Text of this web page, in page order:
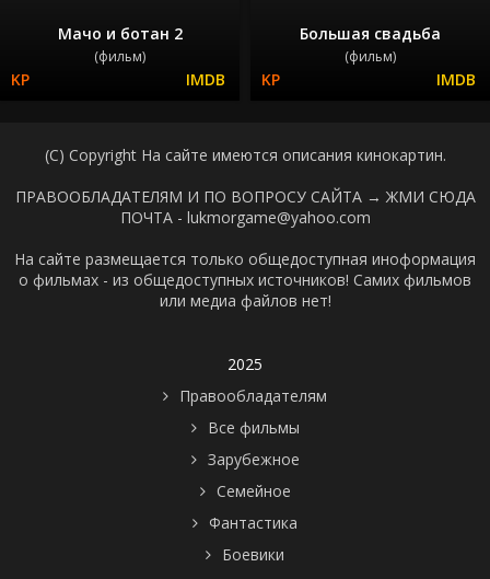
Мачо и ботан 2
(фильм)
Большая свадьба
(фильм)
(C) Copyright На сайте имеются описания кинокартин.
ПРАВООБЛАДАТЕЛЯМ И ПО ВОПРОСУ САЙТА → ЖМИ СЮДА
ПОЧТА - lukmorgame@yahoo.com
На сайте размещается только общедоступная иноформация
о фильмах - из общедоступных источников! Самих фильмов
или медиа файлов нет!
2025
Правообладателям
Все фильмы
Зарубежное
Семейное
Фантастика
Боевики